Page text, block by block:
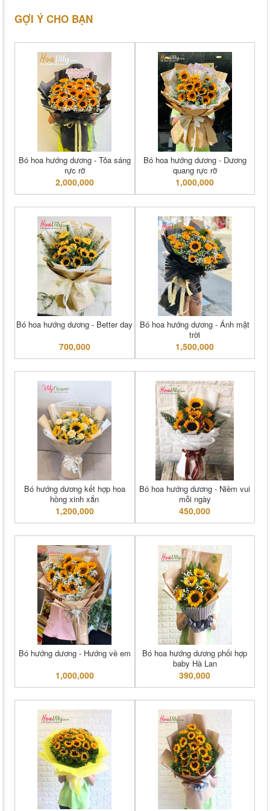
GỢI Ý CHO BẠN
Bó hoa hướng dương - Tỏa sáng
rực rỡ
2,000,000
Bó hoa hướng dương - Dương
quang rực rỡ
1,000,000
Bó hoa hướng dương - Better day
700,000
Bó hoa hướng dương - Ánh mặt
trời
1,500,000
Bó hướng dương kết hợp hoa
hồng xinh xắn
1,200,000
Bó hoa hướng dương - Niềm vui
mỗi ngày
450,000
Bó hướng dương - Hướng về em
1,000,000
Bó hoa hướng dương phối hợp
baby Hà Lan
390,000